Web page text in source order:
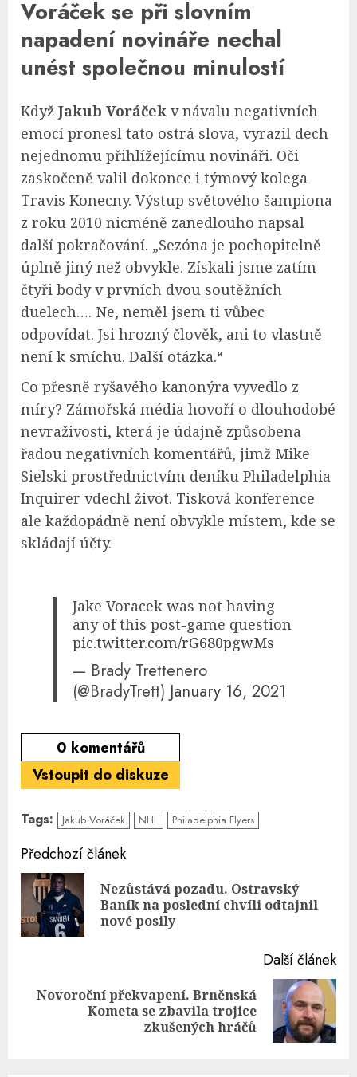
Voráček se při slovním
napadení novináře nechal
unést společnou minulostí
Když Jakub Voráček v návalu negativních
emocí pronesl tato ostrá slova, vyrazil dech
nejednomu přihlížejícímu novináři. Oči
zaskočeně valil dokonce i týmový kolega
Travis Konecny. Výstup světového šampiona
z roku 2010 nicméně zanedlouho napsal
další pokračování. „Sezóna je pochopitelně
úplně jiný než obvykle. Získali jsme zatím
čtyři body v prvních dvou soutěžních
duelech…. Ne, neměl jsem ti vůbec
odpovídat. Jsi hrozný člověk, ani to vlastně
není k smíchu. Další otázka.“
Co přesně ryšavého kanonýra vyvedlo z
míry? Zámořská média hovoří o dlouhodobé
nevraživosti, která je údajně způsobena
řadou negativních komentářů, jimž Mike
Sielski prostřednictvím deníku Philadelphia
Inquirer vdechl život. Tisková konference
ale každopádně není obvykle místem, kde se
skládají účty.
Jake Voracek was not having
any of this post-game question
pic.twitter.com/rG680pgwMs
— Brady Trettenero
(@BradyTrett) January 16, 2021
0 komentářů
Vstoupit do diskuze
Tags: Jakub Voráček NHL Philadelphia Flyers
Continue
Reading
Předchozí článek
Nezůstává pozadu. Ostravský
Baník na poslední chvíli odtajnil
nové posily
Další článek
Next
Novoroční překvapení. Brněnská
Kometa se zbavila trojice
zkušených hráčů